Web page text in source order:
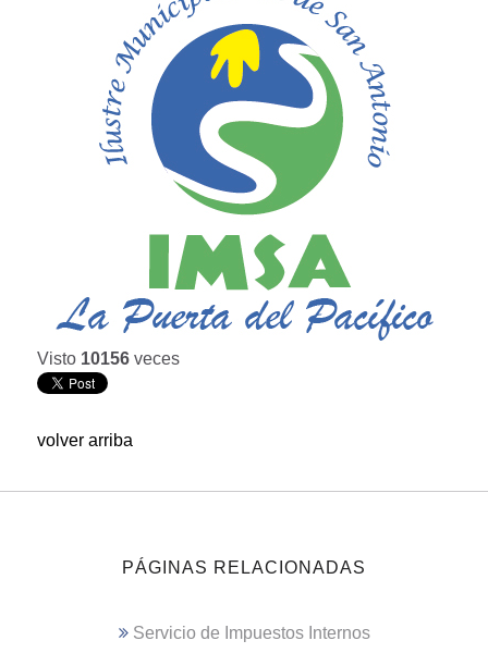
Visto 10156 veces
volver arriba
PÁGINAS RELACIONADAS
Servicio de Impuestos Internos